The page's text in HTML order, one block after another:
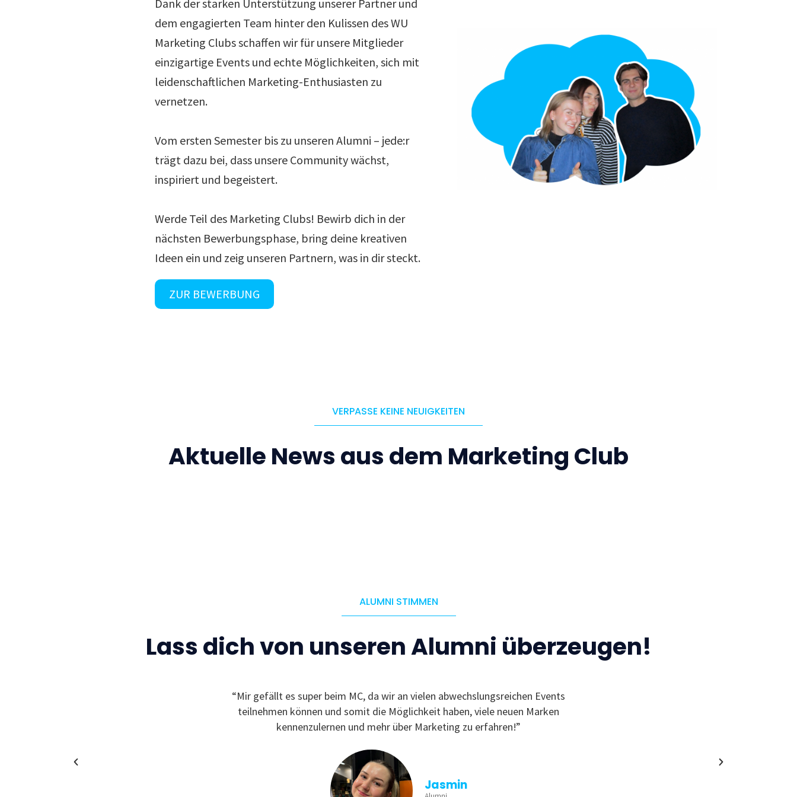
Dank der starken Unterstützung unserer Partner und
dem engagierten Team hinter den Kulissen des WU
Marketing Clubs schaffen wir für unsere Mitglieder
einzigartige Events und echte Möglichkeiten, sich mit
leidenschaftlichen Marketing-Enthusiasten zu
vernetzen.
Vom ersten Semester bis zu unseren Alumni – jede:r
trägt dazu bei, dass unsere Community wächst,
inspiriert und begeistert.
Werde Teil des Marketing Clubs! Bewirb dich in der
nächsten Bewerbungsphase, bring deine kreativen
Ideen ein und zeig unseren Partnern, was in dir steckt.
ZUR BEWERBUNG
VERPASSE KEINE NEUIGKEITEN
Aktuelle News aus dem Marketing Club
ALUMNI STIMMEN
Lass dich von unseren Alumni überzeugen!
“Mir gefällt es super beim MC, da wir an vielen abwechslungsreichen Events
teilnehmen können und somit die Möglichkeit haben, viele neuen Marken
kennenzulernen und mehr über Marketing zu erfahren!”
Jasmin